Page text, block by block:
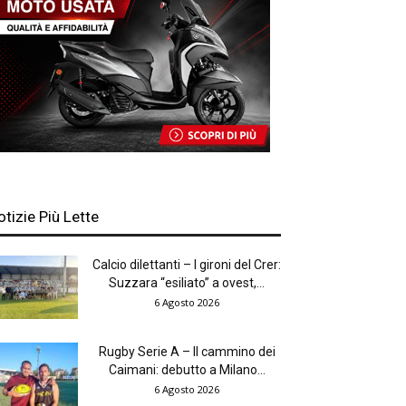
Più Lette
Calcio dilettanti – I gironi del Crer:
Suzzara “esiliato” a ovest,...
6 Agosto 2026
Rugby Serie A – Il cammino dei
Caimani: debutto a Milano...
6 Agosto 2026